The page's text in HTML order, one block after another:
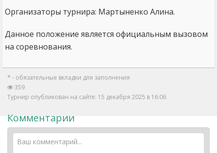
Организаторы турнира: Мартыненко Алина.
Данное положение является официальным вызовом
на соревнования.
* - обязательные вкладки для заполнения
359
Турнир опубликован на сайте: 15 декабря 2025 в 16:06
Комментарии